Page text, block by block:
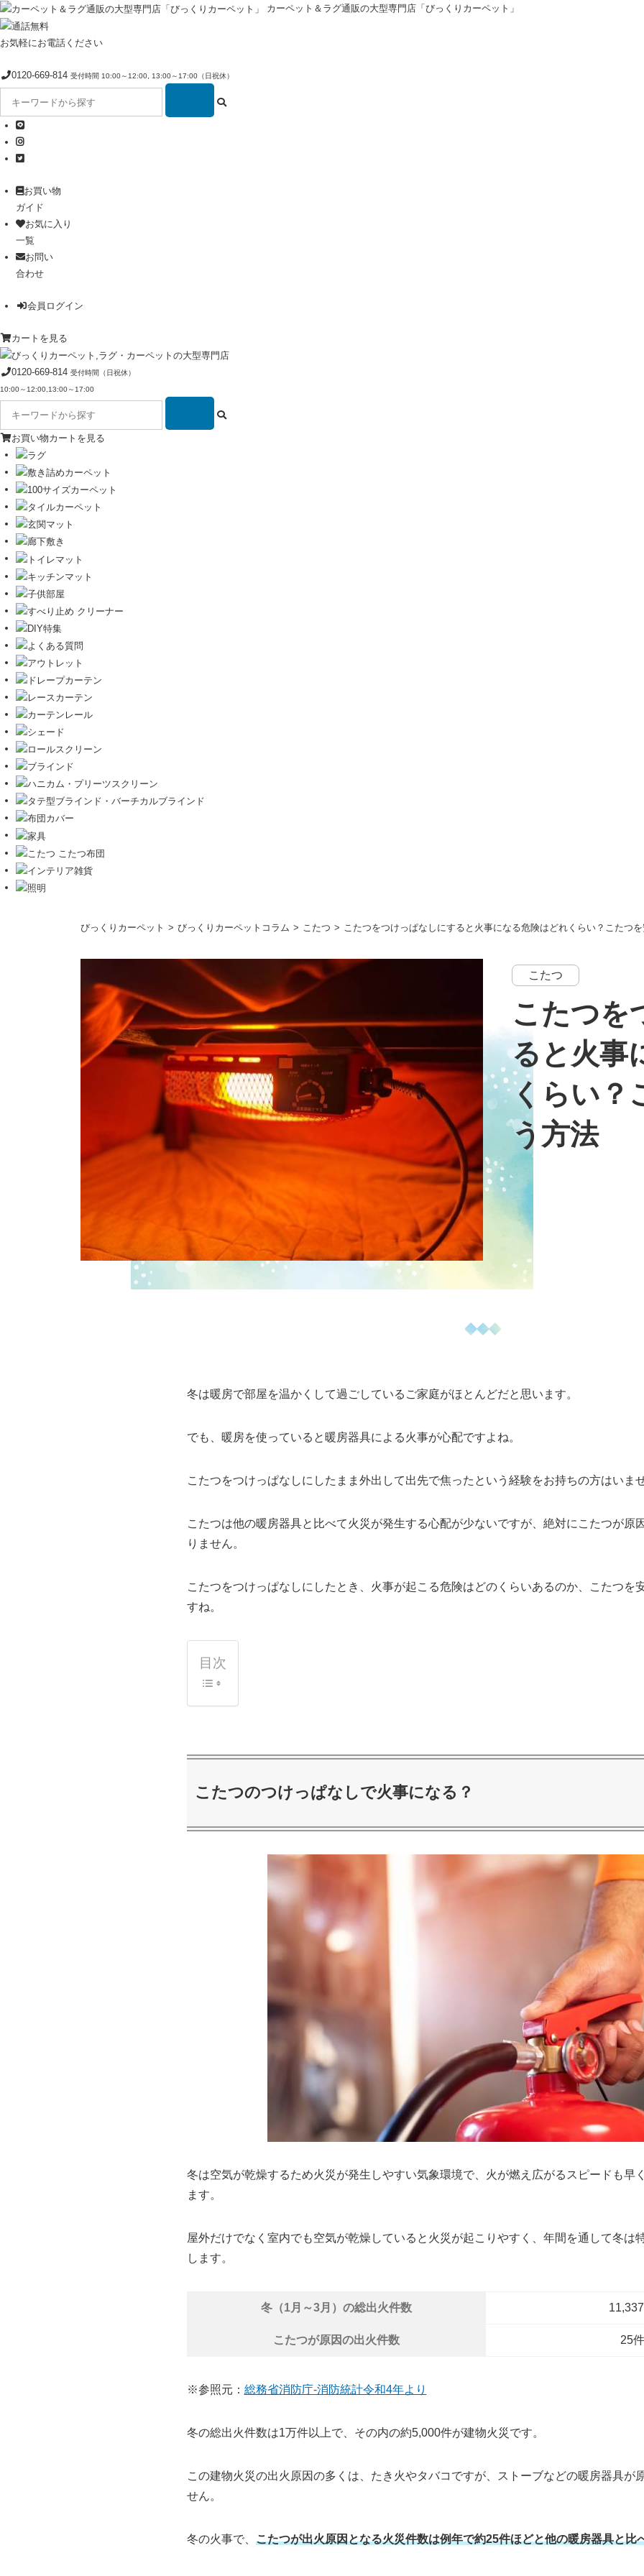
カーペット＆ラグ通販の大型専門店「びっくりカーペット」
お気軽にお電話ください
0120-669-814受付時間 10:00～12:00, 13:00～17:00（日祝休）
お買い物
ガイド
お気に入り
一覧
お問い
合わせ
会員ログイン
カートを見る
0120-669-814受付時間（日祝休）
10:00～12:00,13:00～17:00
お買い物カートを見る
びっくりカーペット びっくりカーペットコラム こたつ こたつをつけっぱなしにすると火事になる危険はどれくらい？こたつ
こたつ
こたつを
ると火事
くらい？
う方法
冬は暖房で部屋を温かくして過ごしているご家庭がほとんどだと思います。
でも、暖房を使っていると暖房器具による火事が心配ですよね。
こたつをつけっぱなしにしたまま外出して出先で焦ったという経験をお持ちの方はいま
こたつは他の暖房器具と比べて火災が発生する心配が少ないですが、絶対にこたつが原
りません。
こたつをつけっぱなしにしたとき、火事が起こる危険はどのくらいあるのか、こたつを
すね。
目次
こたつのつけっぱなしで火事になる？
冬は空気が乾燥するため火災が発生しやすい気象環境で、火が燃え広がるスピードも早
ます。
屋外だけでなく室内でも空気が乾燥していると火災が起こりやすく、年間を通して冬は
します。
冬（1月～3月）の総出火件数
こたつが原因の出火件数 25件
※参照元： 総務省消防庁-消防統計令和4年より
冬の総出火件数は1万件以上で、その内の約5,000件が建物火災です。
この建物火災の出火原因の多くは、たき火やタバコですが、ストーブなどの暖房器具が
せん。
冬の火事で、 こたつが出火原因となる火災件数は例年で約25件ほどと他の暖房器具と比